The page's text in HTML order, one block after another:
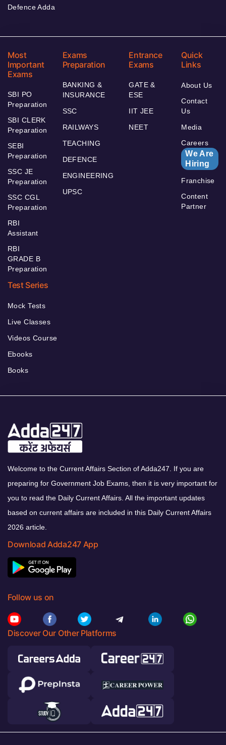
Defence Adda
Most
Important
Exams
SBI PO
Preparation
SBI CLERK
Preparation
SEBI
Preparation
SSC JE
Preparation
SSC CGL
Preparation
RBI
Assistant
RBI
GRADE B
Preparation
Exams
Preparation
BANKING &
INSURANCE
SSC
RAILWAYS
TEACHING
DEFENCE
ENGINEERING
UPSC
Entrance
Exams
GATE &
ESE
IIT JEE
NEET
Quick
Links
About Us
Contact
Us
Media
Careers
We Are
Hiring
Franchise
Content
Partner
Test Series
Mock Tests
Live Classes
Videos Course
Ebooks
Books
Welcome to the Current Affairs Section of Adda247. If you are
preparing for Government Job Exams, then it is very important for
you to read the Daily Current Affairs. All the important updates
based on current affairs are included in this Daily Current Affairs
2026 article.
Download Adda247 App
Follow us on
Discover Our Other Platforms